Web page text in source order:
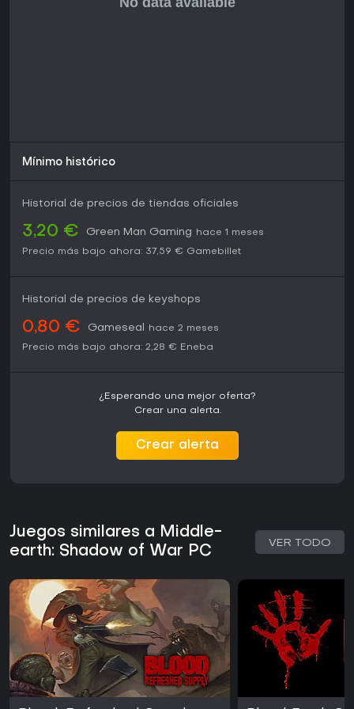
Mínimo histórico
Historial de precios de tiendas oficiales
3,20 € Green Man Gaming
hace 1 meses
Precio más bajo ahora: 37,59 € Gamebillet
Historial de precios de keyshops
0,80 € Gameseal
hace 2 meses
Precio más bajo ahora: 2,28 € Eneba
¿Esperando una mejor oferta?
Crear una alerta.
Crear alerta
Juegos similares a Middle-
earth: Shadow of War PC
VER TODO